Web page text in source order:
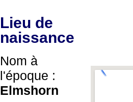
Lieu de
naissance
Nom à
l'époque :
Elmshorn